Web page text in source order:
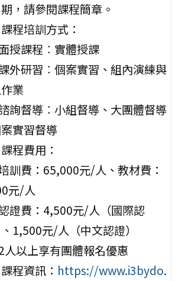
，請參閱課程簡章。
程培訓方式：
授課程︰實體授課
外研習︰個案實習、組內演練與
業
詢督導︰小組督導、大團體督導
實習督導
程費用：
訓費：65,000元/人、教材費：
元/人
證費：4,500元/人（國際認
1,500元/人（中文認證）
人以上享有團體報名優惠
程資訊： https://www.i3bydo.